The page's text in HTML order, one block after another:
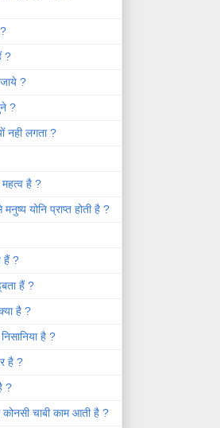
?
?
?
नही लगता ?
है ?
योनि प्राप्त होती है ?
हैं ?
हैं ?
है ?
है ?
है ?
?
चाबी काम आती है ?